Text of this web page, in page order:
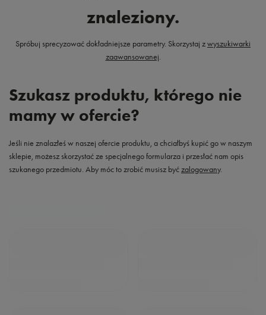
znaleziony.
Spróbuj sprecyzować dokładniejsze parametry. Skorzystaj zwyszukiwarki
zaawansowanej.
Szukasz produktu, którego nie
mamy w ofercie?
Jeśli nie znalazłeś w naszej ofercie produktu, a chciałbyś kupić go w naszym
sklepie, możesz skorzystać ze specjalnego formularza i przesłać nam opis
szukanego przedmiotu. Aby móc to zrobić musisz byćzalogowany.